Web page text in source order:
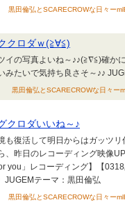
黒田倫弘とSCARECROWな日々ー
クロダｗ(≧∀≦)
イの写真よいね～♪♪(≧∇≦)確か
みたいで気持ち良さそ～♪♪
黒田倫弘とSCARECROWな日々
クロダいいね～♪
復活して明日からはガッツリ
、昨日のレコーディング映像
you」レコーディング】【
JUGEMテーマ：黒田倫弘
黒田倫弘とSCARECROWな日々ー